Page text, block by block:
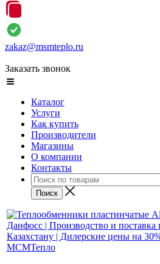
zakaz@msmteplo.ru
Заказать звонок
Каталог
Услуги
Как купить
Производители
Магазины
О компании
Контакты